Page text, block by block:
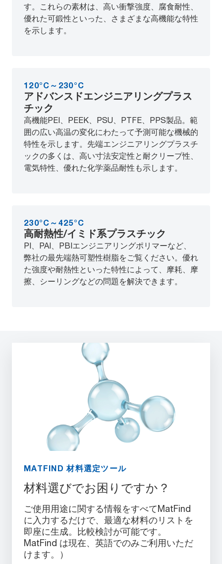
す。これらの素材は、高い衝撃強度、腐食耐性、
優れた可鍛性といった、さまざまな高機能な特性
を示します。
120°C～230°C
アドバンスドエンジニアリングプラス
チック
高機能PEI、PEEK、PSU、PTFE、PPS製品。範
囲の広い高温の変化にわたって予測可能な機械的
特性を示します。先端エンジニアリングプラスチ
ックの多くは、高い寸法安定性と耐クリープ性、
電気特性、優れた化学薬品耐性も示します。
230°C～425°C
高耐熱性/イミド系プラスチック
PI、PAI、PBIエンジニアリングポリマーなど、
弊社の最先端熱可塑性樹脂をご覧ください。優れ
た強度や耐熱性といった特性によって、摩耗、摩
擦、シーリングなどの問題を解決できます。
MATFIND 材料選定ツール
材料選びでお困りですか？
ご使用用途に関する情報をすべてMatFind
に入力するだけで、最適な材料のリストを
即座に生成。比較検討が可能です。
MatFind は現在、英語でのみご利用いただ
けます。）